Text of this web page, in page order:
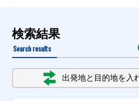
検索結果
Search results
出発地と目的地を入